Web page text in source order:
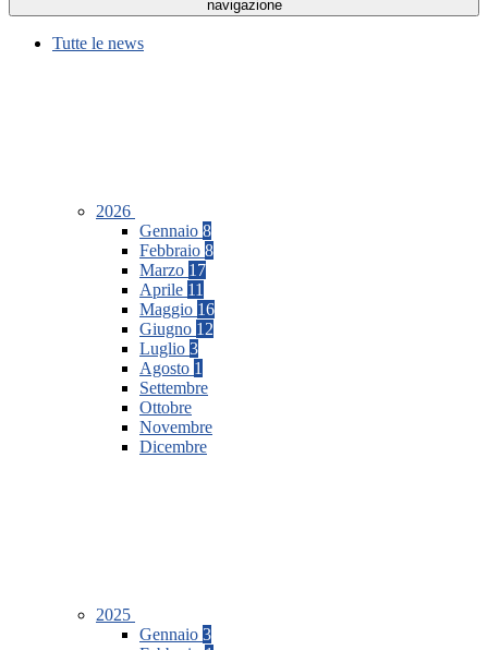
navigazione
Tutte le news
2026
Gennaio 8
Febbraio 8
Marzo 17
Aprile 11
Maggio 16
Giugno 12
Luglio 3
Agosto 1
Settembre
Ottobre
Novembre
Dicembre
2025
Gennaio 3